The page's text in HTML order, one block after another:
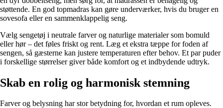
støttende. En god topmadras kan gøre underværker, hvis du bruger en
sovesofa eller en sammenklappelig seng.
Vælg sengetøj i neutrale farver og naturlige materialer som bomuld
eller hør – det føles friskt og rent. Læg et ekstra tæppe for foden af
sengen, så gæsterne kan justere temperaturen efter behov. Et par puder
i forskellige størrelser giver både komfort og et indbydende udtryk.
Skab en rolig og harmonisk stemning
Farver og belysning har stor betydning for, hvordan et rum opleves.